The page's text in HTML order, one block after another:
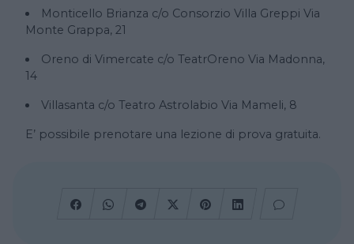
Monticello Brianza c/o Consorzio Villa Greppi Via
Monte Grappa, 21
Oreno di Vimercate c/o TeatrOreno Via Madonna,
14
Villasanta c/o Teatro Astrolabio Via Mameli, 8
E’ possibile prenotare una lezione di prova gratuita.